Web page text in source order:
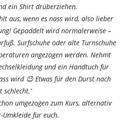
ein Shirt drüberziehen.
aus, wenn es nass wird, also lieber
Gepaddelt wird normalerweise –
Surfschuhe oder alte Turnschuhe
angezogen werden. Nehmt
und ein Handtuch für
wird 😉 Etwas für den Durst nach
umgezogen zum Kurs, alternativ
für euch.